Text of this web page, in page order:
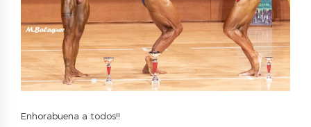
Enhorabuena a todos!!